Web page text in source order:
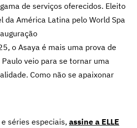
de serviços oferecidos. Eleito
da América Latina pelo World Spa
o Asaya é mais uma prova de
Paulo veio para se tornar uma
Como não se apaixonar
séries especiais, assine a ELLE